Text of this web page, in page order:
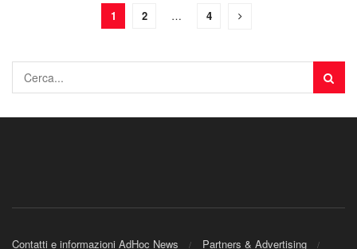
1 2 … 4
Contatti e informazioni AdHoc News Partners & Advertising